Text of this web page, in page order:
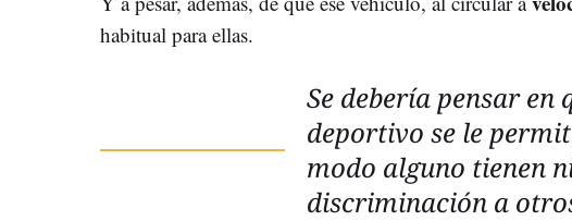
habitual para ellas.
Se debería pensar en
deportivo se le
modo alguno tienen
discriminación a